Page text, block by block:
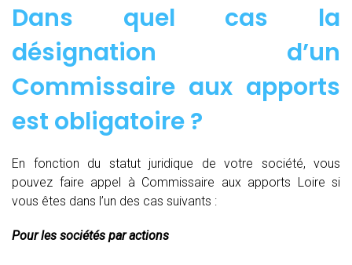
Dans quel cas la
désignation d’un
Commissaire aux apports
est obligatoire ?
En fonction du statut juridique de votre société, vous
pouvez faire appel à Commissaire aux apports Loire si
vous êtes dans l’un des cas suivants :
Pour les sociétés par actions